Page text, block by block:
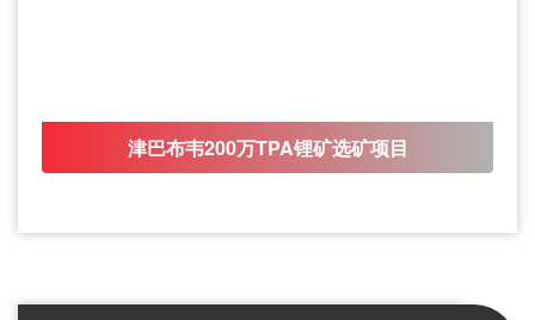
津巴布韦200万TPA锂矿选矿项目